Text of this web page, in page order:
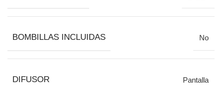
BOMBILLAS INCLUIDAS No
DIFUSOR Pantalla